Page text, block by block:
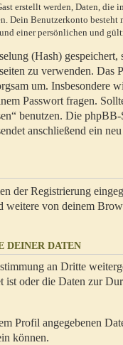
erstellt werden, Daten, die
Dein Benutzerkonto besteht
einer persönlichen und
(Hash) gespeichert,
zu verwenden. Das
um. Insbesondere
Passwort fragen.
benutzen. Die
anschließend ein
der Registrierung
von deinem
DEINER DATEN
an Dritte
oder die Daten zur
Profil angegebenen
können.